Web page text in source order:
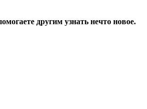
другим узнать нечто новое.